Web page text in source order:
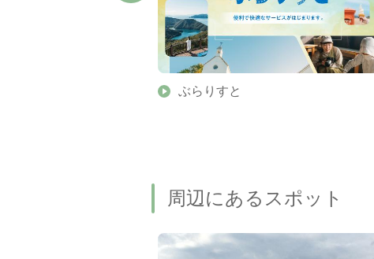
ぶらりすと
周辺にあるスポット